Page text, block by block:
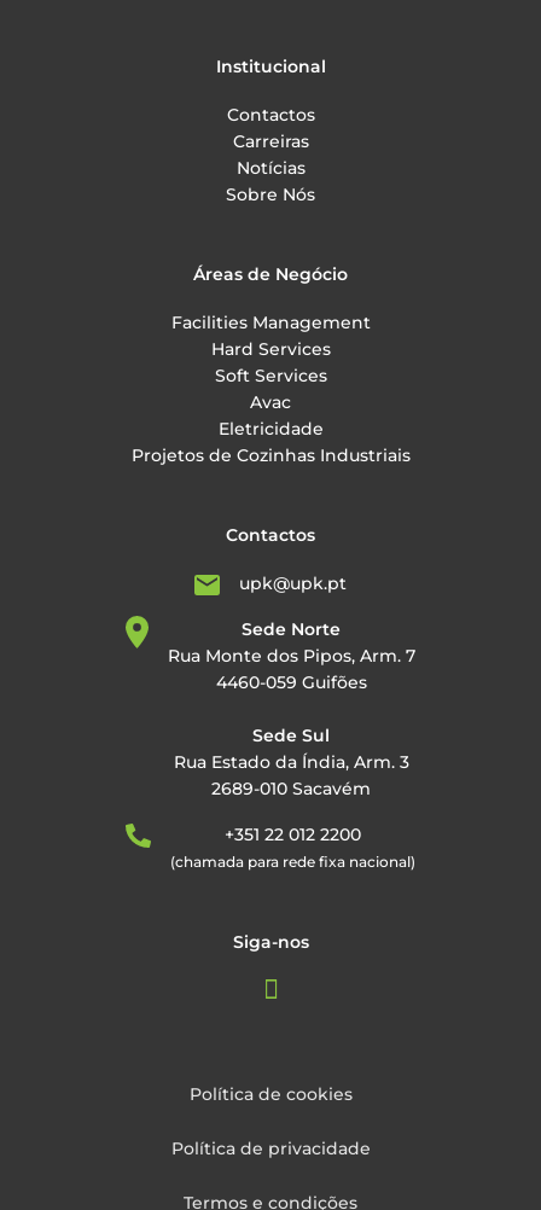
Institucional
Contactos
Carreiras
Notícias
Sobre Nós
Áreas de Negócio
Facilities Management
Hard Services
Soft Services
Avac
Eletricidade
Projetos de Cozinhas Industriais
Contactos
upk@upk.pt
Sede Norte
Rua Monte dos Pipos, Arm. 7
4460-059 Guifões
Sede Sul
Rua Estado da Índia, Arm. 3
2689-010 Sacavém
+351 22 012 2200
(chamada para rede fixa nacional)
Siga-nos
Política de cookies
Política de privacidade
Termos e condições